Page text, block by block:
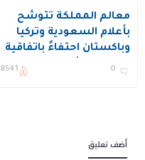
معالم المملكة تتوشح
بأعلام السعودية وتركيا
وباكستان احتفاءً باتفاقية
الدفاع المشترك
0
8541
أضف تعليق